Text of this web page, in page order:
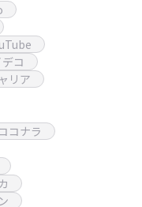
コ
リア
コナラ